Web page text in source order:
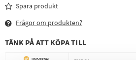
Spara produkt
Frågor om produkten?
TÄNK PÅ ATT KÖPA TILL
UNIVERSAL